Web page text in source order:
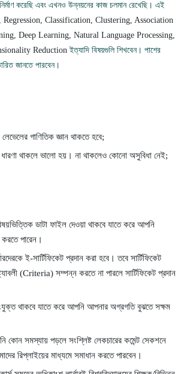
নির্মাণ করেছি এবং এখনও উন্নয়নের কাজ চলমান রেখেছি। এই
Regression, Classification, Clustering, Association
Deep Learning, Natural Language Processing,
Reduction ইত্যাদি বিষয়গুলি শিখবেন। পাশের
জানতে পারবেন।
গাণিতিক জ্ঞান থাকতে হবে;
ধারণা থাকলে ভালো হয়। না থাকলেও কোনো অসুবিধা নেই;
ডাটা ফাইল দেওয়া থাকবে যাতে করে আপনি
করতে পারেন।
ই-সার্টিফিকেট প্রদান করা হবে। তবে সার্টিফিকেট
(Criteria) সম্পন্ন করতে না পারলে সার্টিফিকেট প্রদান
থাকবে যাতে করে আপনি আপনার অগ্রগতি বুঝতে সক্ষম
কোন সমস্যায় পড়লে সংশ্লিষ্ট লেকচারের কমেন্ট সেকশনে
রিপ্লাইয়ের মাধ্যমে সমাধান করতে পারবেন।